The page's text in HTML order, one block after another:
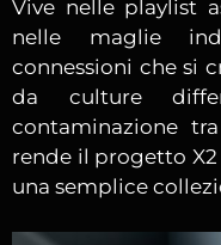
Vive nelle playlist
nelle maglie
connessioni che si
da culture
contaminazione
rende il progetto
una semplice